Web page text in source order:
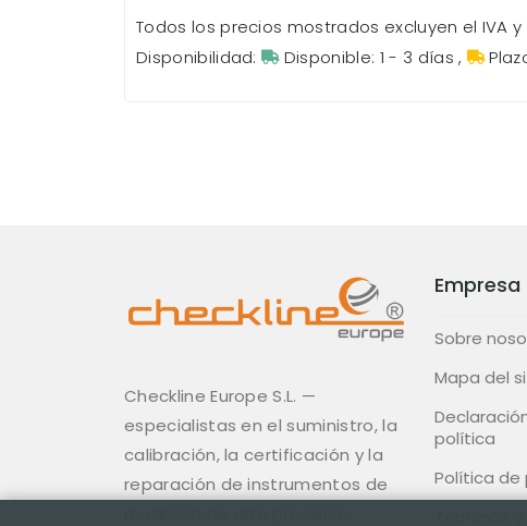
Todos los precios mostrados excluyen el IVA
Disponibilidad:
Disponible: 1 - 3 días ,
Checkline Europe S.L. —
especialistas en el suministro, la
calibración, la certificación y la
reparación de instrumentos de
Empresa
Sobre
Mapa del
política
Política de